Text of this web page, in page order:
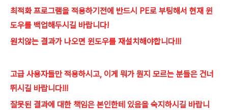
최적화 프로그램을 적용하기전에 반드시 PE로 부팅해서 현재 윈
도우를 백업해두시길 바랍니다!
원치않는 결과가 나오면 윈도우를 재설치해야합니다!!!
고급 사용자들만 적용하시고, 이게 뭐가 뭔지 모르는 분들은 건너
뛰시길 바랍니다!!!
잘못된 결과에 대한 책임은 본인한테 있음을 숙지하시길 바랍니